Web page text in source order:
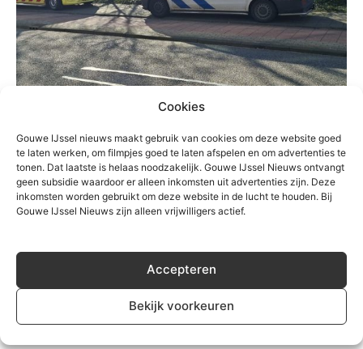
Cookies
Gouwe IJssel nieuws maakt gebruik van cookies om deze website goed
te laten werken, om filmpjes goed te laten afspelen en om advertenties te
tonen. Dat laatste is helaas noodzakelijk. Gouwe IJssel Nieuws ontvangt
geen subsidie waardoor er alleen inkomsten uit advertenties zijn. Deze
inkomsten worden gebruikt om deze website in de lucht te houden. Bij
Gouwe IJssel Nieuws zijn alleen vrijwilligers actief.
Accepteren
Bekijk voorkeuren
TREFWOORDEN 112 brandweer Politie waddinxveen
Gerelateerd